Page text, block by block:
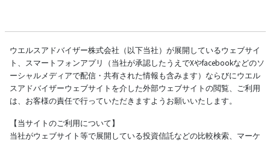
ウエルスアドバイザー株式会社（以下当社）が展開しているウェブサイ
ト、スマートフォンアプリ（当社が承認したうえでXやfacebookなどのソ
ーシャルメディアで配信・共有された情報も含みます）ならびにウエル
スアドバイザーウェブサイトを介した外部ウェブサイトの閲覧、ご利用
は、お客様の責任で行っていただきますようお願いいたします。
【当サイトのご利用について】
当社がウェブサイト等で展開している投資信託などの比較検索、マーケ